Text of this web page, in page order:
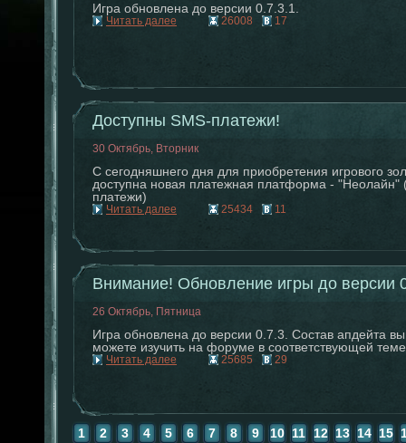
Игра обновлена до версии 0.7.3.1.
Читать далее 26008 17
Доступны SMS-платежи!
30 Октябрь, Вторник
С сегодняшнего дня для приобретения игрового
доступна новая платежная платформа - "Неолайн"
платежи)
Читать далее 25434 11
Внимание! Обновление игры до версии
26 Октябрь, Пятница
Игра обновлена до версии 0.7.3. Состав апдейта вы
можете изучить на форуме в соответствующей
Читать далее 25685 29
1 2 3 4 5 6 7 8 9 10 11 12 13 14 15